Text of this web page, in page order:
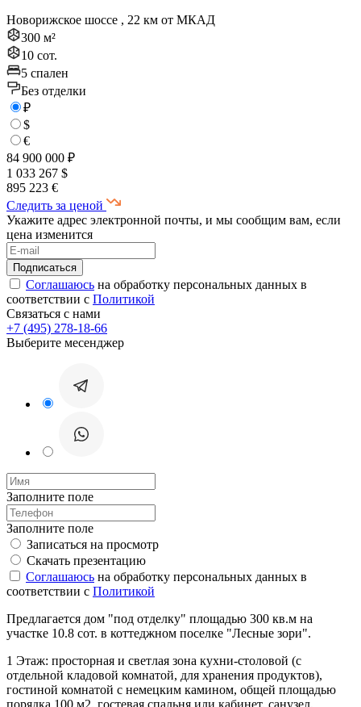
Новорижское шоссе , 22 км от МКАД
300 м²
10 сот.
5 спален
Без отделки
₽
$
€
84 900 000 ₽
1 033 267 $
895 223 €
Следить за ценой
Укажите адрес электронной почты, и мы сообщим вам, если
цена изменится
Соглашаюсь на обработку персональных данных в
соответствии с Политикой
Связаться с нами
+7 (495) 278-18-66
Выберите месенджер
Заполните поле
Заполните поле
Записаться на просмотр
Скачать презентацию
Соглашаюсь на обработку персональных данных в
соответствии с Политикой
Предлагается дом "под отделку" площадью 300 кв.м на
участке 10.8 сот. в коттеджном поселке "Лесные зори".
1 Этаж: просторная и светлая зона кухни-столовой (с
отдельной кладовой комнатой, для хранения продуктов),
гостиной комнатой с немецким камином, общей площадью
порядка 100 м2, гостевая спальня или кабинет, санузел,